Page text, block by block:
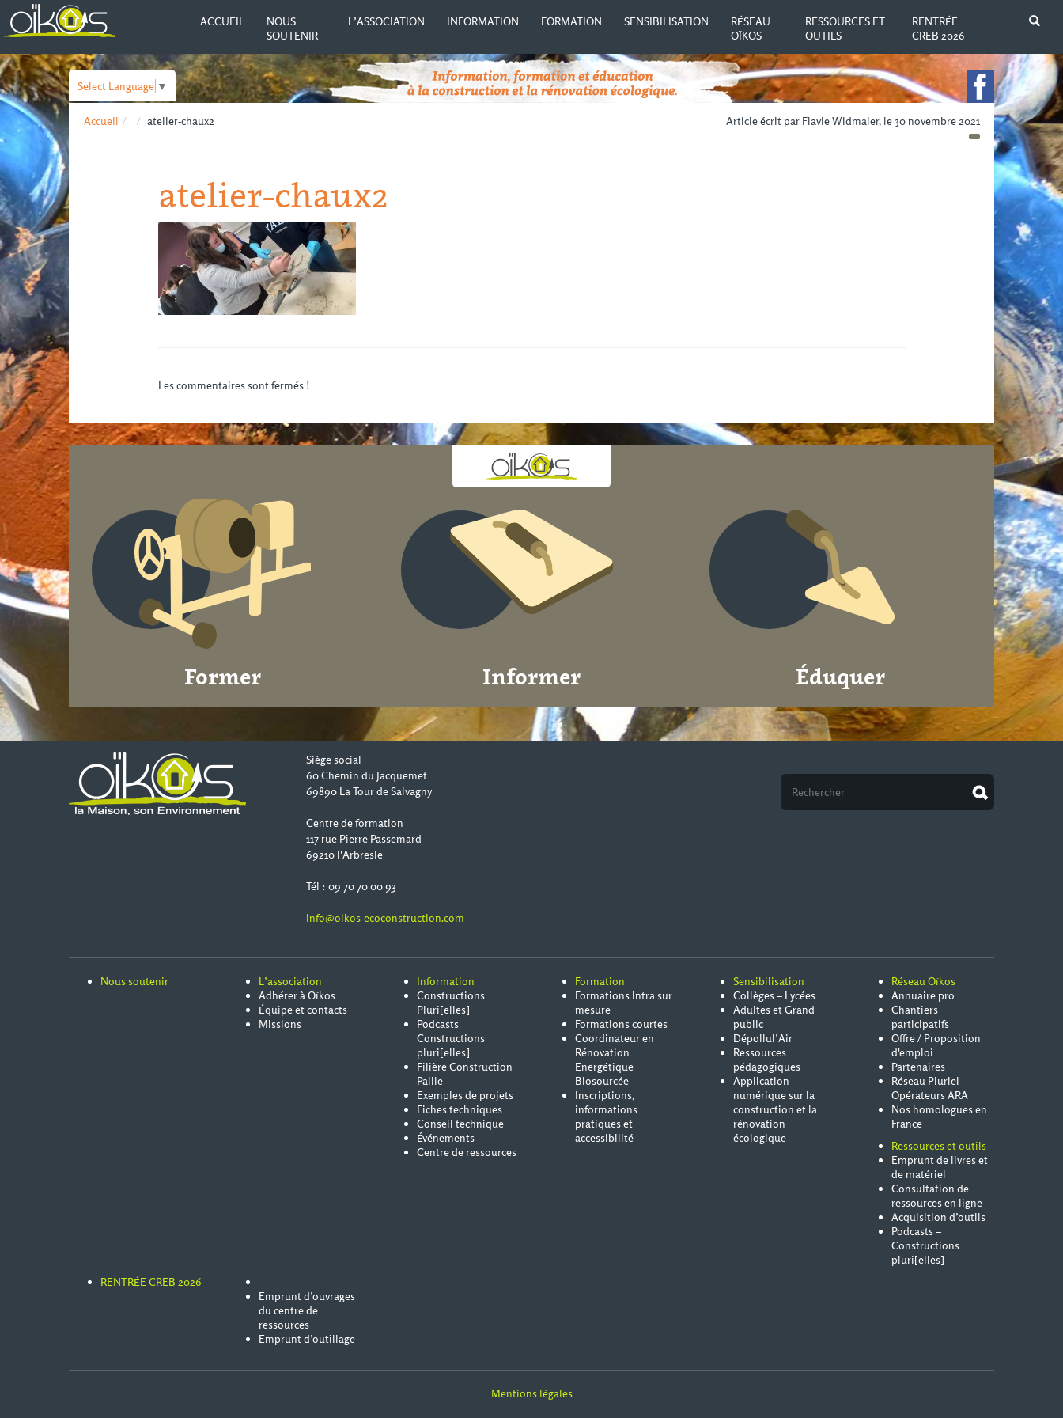
ACCUEIL
NOUS
SOUTENIR
L’ASSOCIATION INFORMATION FORMATION SENSIBILISATION
RÉSEAU
OÏKOS
RESSOURCES ET
OUTILS
RENTRÉE
CREB 2026
Select Language ▼
Accueil atelier-chaux2 Article écrit par Flavie Widmaier, le 30 novembre 2021
atelier-chaux2
Les commentaires sont fermés !
Former Informer Éduquer
Siège social
60 Chemin du Jacquemet
69890 La Tour de Salvagny
Centre de formation
117 rue Pierre Passemard
69210 l'Arbresle
Tél : 09 70 70 00 93
info@oikos-ecoconstruction.com
Nous soutenir
L’association
Adhérer à Oïkos
Équipe et contacts
Missions
Information
Constructions
Pluri[elles]
Podcasts
Constructions
pluri[elles]
Filière Construction
Paille
Exemples de projets
Fiches techniques
Conseil technique
Événements
Centre de ressources
Formation
Formations Intra sur
mesure
Formations courtes
Coordinateur en
Rénovation
Energétique
Biosourcée
Inscriptions,
informations
pratiques et
accessibilité
Sensibilisation
Collèges – Lycées
Adultes et Grand
public
Dépollul’Air
Ressources
pédagogiques
Application
numérique sur la
construction et la
rénovation
écologique
Réseau Oïkos
Annuaire pro
Chantiers
participatifs
Offre / Proposition
d'emploi
Partenaires
Réseau Pluriel
Opérateurs ARA
Nos homologues en
France
Ressources et outils
Emprunt de livres et
de matériel
Consultation de
ressources en ligne
Acquisition d’outils
Podcasts –
Constructions
pluri[elles]
RENTRÉE CREB 2026
Emprunt d’ouvrages
du centre de
ressources
Emprunt d’outillage
Mentions légales